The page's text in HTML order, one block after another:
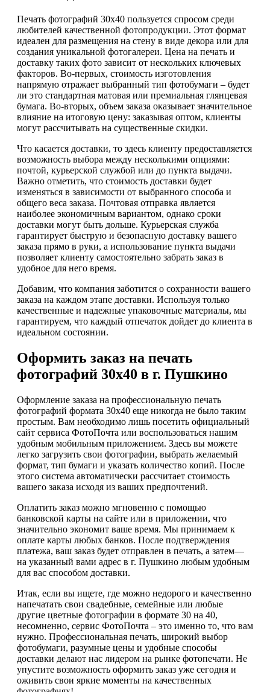
Печать фотографий 30х40 пользуется спросом среди
любителей качественной фотопродукции. Этот формат
идеален для размещения на стену в виде декора или для
создания уникальной фотогалереи. Цена на печать и
доставку таких фото зависит от нескольких ключевых
факторов. Во-первых, стоимость изготовления
напрямую отражает выбранный тип фотобумаги – будет
ли это стандартная матовая или премиальная глянцевая
бумага. Во-вторых, объем заказа оказывает значительное
влияние на итоговую цену: заказывая оптом, клиенты
могут рассчитывать на существенные скидки.
Что касается доставки, то здесь клиенту предоставляется
возможность выбора между несколькими опциями:
почтой, курьерской службой или до пункта выдачи.
Важно отметить, что стоимость доставки будет
изменяться в зависимости от выбранного способа и
общего веса заказа. Почтовая отправка является
наиболее экономичным вариантом, однако сроки
доставки могут быть дольше. Курьерская служба
гарантирует быструю и безопасную доставку вашего
заказа прямо в руки, а использование пункта выдачи
позволяет клиенту самостоятельно забрать заказ в
удобное для него время.
Добавим, что компания заботится о сохранности вашего
заказа на каждом этапе доставки. Используя только
качественные и надежные упаковочные материалы, мы
гарантируем, что каждый отпечаток дойдет до клиента в
идеальном состоянии.
Оформить заказ на печать
фотографий 30х40 в г. Пушкино
Оформление заказа на профессиональную печать
фотографий формата 30х40 еще никогда не было таким
простым. Вам необходимо лишь посетить официальный
сайт сервиса ФотоПочта или воспользоваться нашим
удобным мобильным приложением. Здесь вы можете
легко загрузить свои фотографии, выбрать желаемый
формат, тип бумаги и указать количество копий. После
этого система автоматически рассчитает стоимость
вашего заказа исходя из ваших предпочтений.
Оплатить заказ можно мгновенно с помощью
банковской карты на сайте или в приложении, что
значительно экономит ваше время. Мы принимаем к
оплате карты любых банков. После подтверждения
платежа, ваш заказ будет отправлен в печать, а затем—
на указанный вами адрес в г. Пушкино любым удобным
для вас способом доставки.
Итак, если вы ищете, где можно недорого и качественно
напечатать свои свадебные, семейные или любые
другие цветные фотографии в формате 30 на 40,
несомненно, сервис ФотоПочта – это именно то, что вам
нужно. Профессиональная печать, широкий выбор
фотобумаги, разумные цены и удобные способы
доставки делают нас лидером на рынке фотопечати. Не
упустите возможность оформить заказ уже сегодня и
оживить свои яркие моменты на качественных